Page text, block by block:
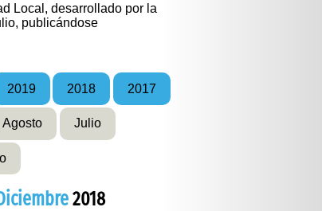
Local, desarrollado por la
publicándose
2019 2018 2017
Agosto Julio
Diciembre2018